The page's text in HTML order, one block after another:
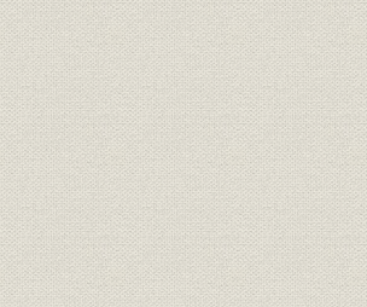
第1節 創立後の10年〔1961年~1970年〕
第2節 創立11年から20年〔1971年~1980
第3節 創立後21年から30年〔1981年
第4節 創立31年から40年〔1991年~2000
第5節 創立後41年から50年〔2001年
経営管理施策編